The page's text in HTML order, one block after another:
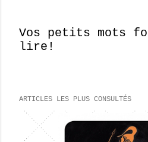
E
g
Vos petits mots
lire!
ARTICLES LES PLUS CONSULTÉS